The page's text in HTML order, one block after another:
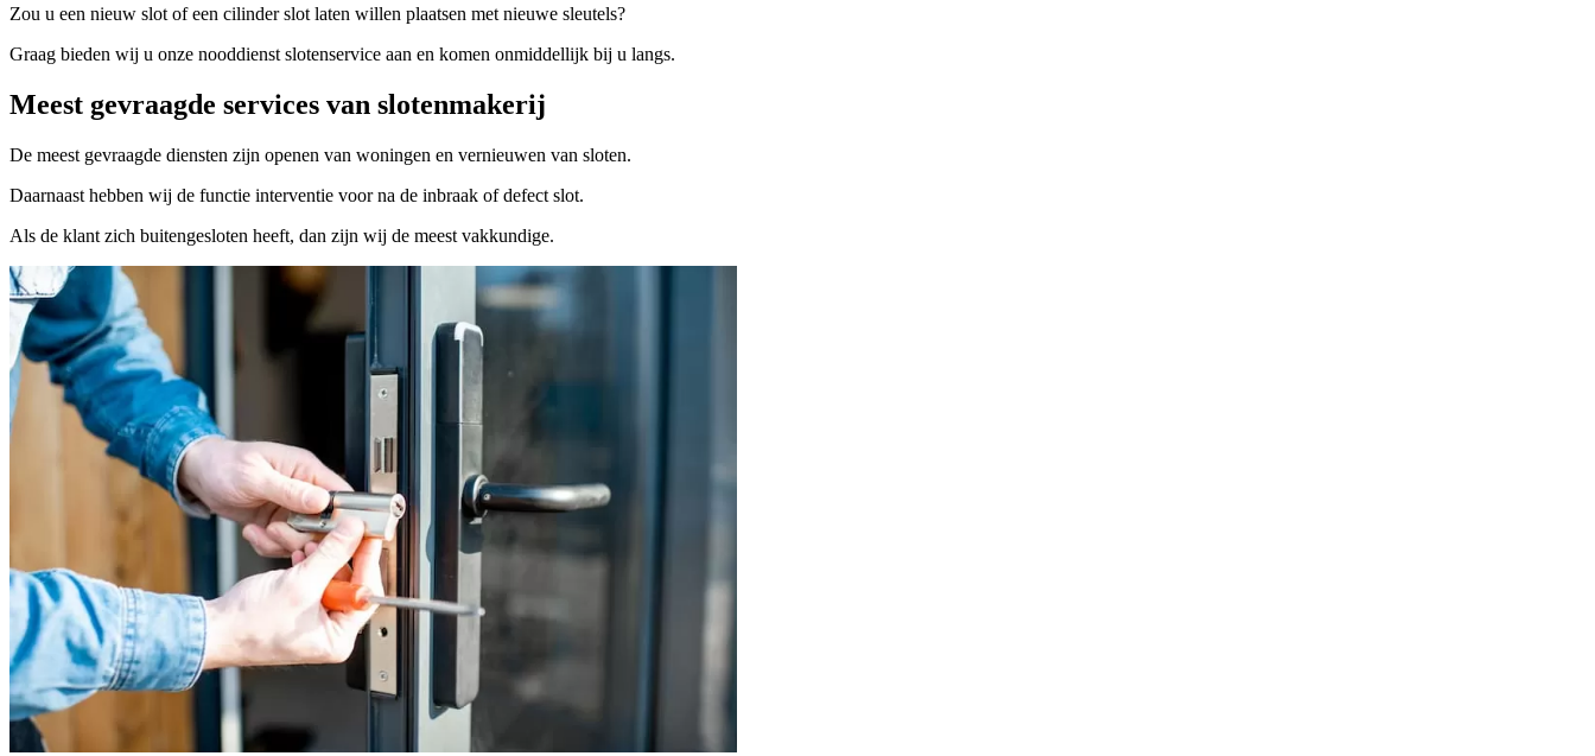
Zou u een nieuw slot of een cilinder slot laten willen plaatsen met nieuwe sleutels?
Graag bieden wij u onze nooddienst slotenservice aan en komen onmiddellijk bij u langs.
Meest gevraagde services van slotenmakerij
De meest gevraagde diensten zijn openen van woningen en vernieuwen van sloten.
Daarnaast hebben wij de functie interventie voor na de inbraak of defect slot.
Als de klant zich buitengesloten heeft, dan zijn wij de meest vakkundige.